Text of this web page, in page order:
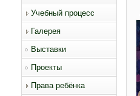
Учебный процесс
Галерея
Выставки
Проекты
Права ребёнка